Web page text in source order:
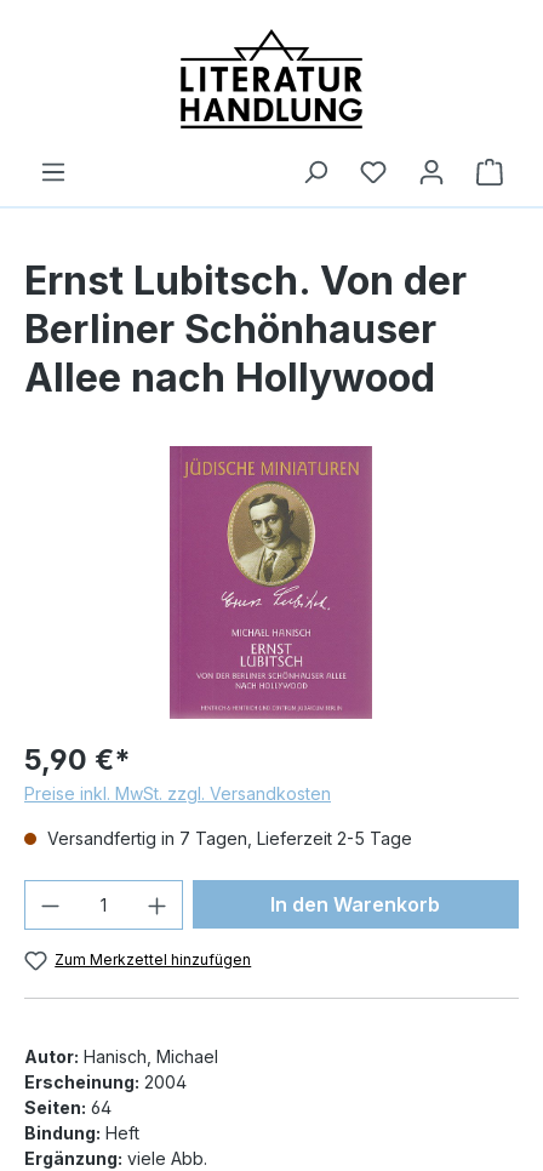
Ernst Lubitsch. Von der
Berliner Schönhauser
Allee nach Hollywood
Bildergalerie überspringen
5,90 €*
Preise inkl. MwSt. zzgl. Versandkosten
Versandfertig in 7 Tagen, Lieferzeit 2-5 Tage
Produkt Anzahl: Gib denIn den Warenkorb
Zum Merkzettel hinzufügen
Autor: Hanisch, Michael
Erscheinung: 2004
Seiten: 64
Bindung: Heft
Ergänzung: viele Abb.